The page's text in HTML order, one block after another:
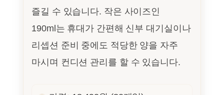
즐길 수 있습니다. 작은 사이즈인
190ml는 휴대가 간편해 신부 대기실이나
리셉션 준비 중에도 적당한 양을 자주
마시며 컨디션 관리를 할 수 있습니다.